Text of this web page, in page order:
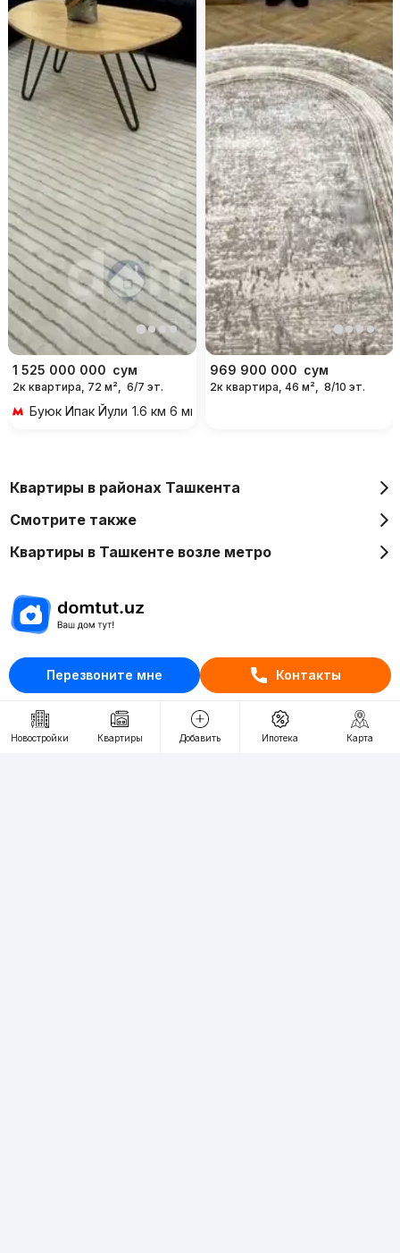
Перезвоните мне Контакты
1 525 000 000 сум
2к квартира, 72 м², 6/7 эт.
Буюк Ипак Йули 1.6 км 6 мин на транспорте
969 900 000 сум
2к квартира, 46 м², 8/10 эт.
Новостройки Квартиры Добавить Ипотека Карта
Квартиры в районах Ташкента
Смотрите также
Квартиры в Ташкенте возле метро
Отдел рекламы
+998 (78) 113-20-86
+998 (93) 390-30-10
Пн-Пт. С 9:30 до 18:00